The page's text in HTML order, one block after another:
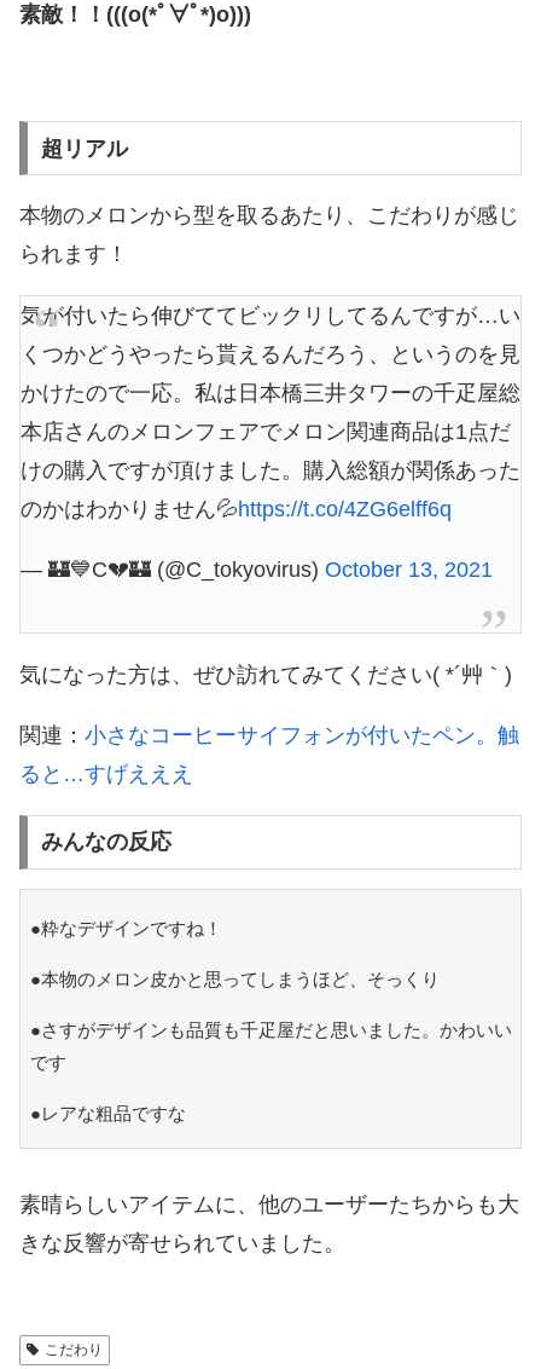
素敵！！(((o(*ﾟ∀ﾟ*)o)))
超リアル
本物のメロンから型を取るあたり、こだわりが感じ
られます！
気が付いたら伸びててビックリしてるんですが…い
くつかどうやったら貰えるんだろう、というのを見
かけたので一応。私は日本橋三井タワーの千疋屋総
本店さんのメロンフェアでメロン関連商品は1点だ
けの購入ですが頂けました。購入総額が関係あった
のかはわかりません💦https://t.co/4ZG6elff6q
— 🏰💙C💔🏰 (@C_tokyovirus) October 13, 2021
気になった方は、ぜひ訪れてみてください( *´艸｀)
関連： 小さなコーヒーサイフォンが付いたペン。触
ると…すげえええ
みんなの反応
●粋なデザインですね！
●本物のメロン皮かと思ってしまうほど、そっくり
●さすがデザインも品質も千疋屋だと思いました。かわいい
です
●レアな粗品ですな
素晴らしいアイテムに、他のユーザーたちからも大
きな反響が寄せられていました。
こだわり